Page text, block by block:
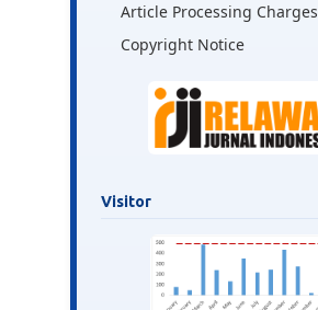
Article Processing Charges
Copyright Notice
Visitor